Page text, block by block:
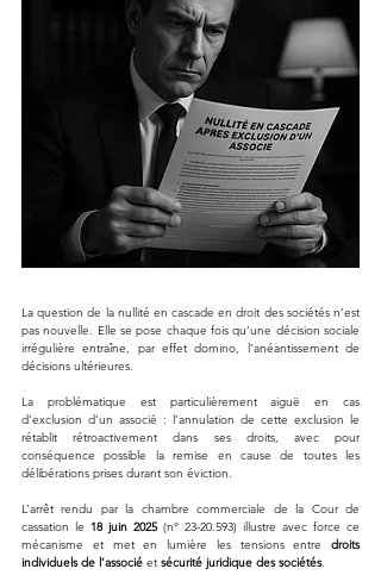
La question de la nullité en cascade en droit des sociétés n’est
pas nouvelle. Elle se pose chaque fois qu’une décision sociale
irrégulière entraîne, par effet domino, l’anéantissement de
décisions ultérieures.
La problématique est particulièrement aiguë en cas
d’exclusion d’un associé : l’annulation de cette exclusion le
rétablit rétroactivement dans ses droits, avec pour
conséquence possible la remise en cause de toutes les
délibérations prises durant son éviction.
L’arrêt rendu par la chambre commerciale de la Cour de
cassation le 18 juin 2025 (n° 23-20.593) illustre avec force ce
mécanisme et met en lumière les tensions entre droits
individuels de l’associé et sécurité juridique des sociétés.